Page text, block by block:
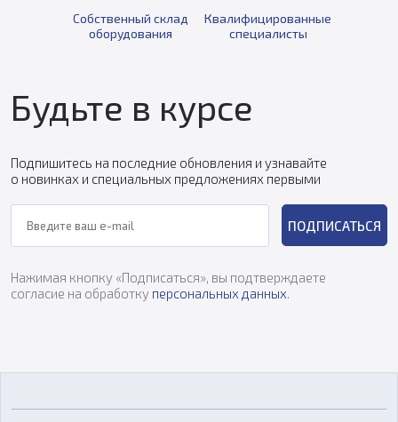
Собственный склад
оборудования
Квалифицированные
специалисты
Будьте в курсе
Подпишитесь на последние обновления и узнавайте
о новинках и специальных предложениях первыми
ПОДПИСАТЬСЯ
Нажимая кнопку «Подписаться», вы подтверждаете
согласие на обработку персональных данных.